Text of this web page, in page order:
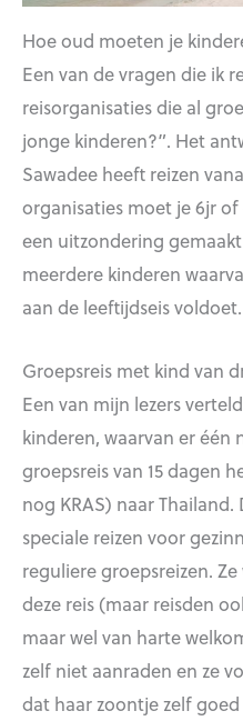
Hoe oud moeten je
Een van de vragen die ik
reisorganisaties die al
jonge kinderen?”. Het
Sawadee heeft reizen
organisaties moet je 6jr
een uitzondering
meerdere kinderen
aan de leeftijdseis voldoet.
Groepsreis met kind van
Een van mijn lezers
kinderen, waarvan er één
groepsreis van 15 dagen
nog KRAS) naar
speciale reizen voor
reguliere groepsreizen.
deze reis (maar reisden
maar wel van harte
zelf niet aanraden en ze
dat haar zoontje zelf goed